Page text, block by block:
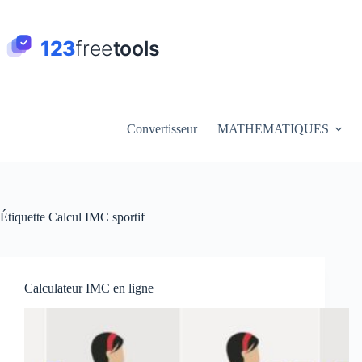
contenu
Convertisseur MATHEMATIQUES
Étiquette Calcul IMC sportif
Calculateur IMC en ligne